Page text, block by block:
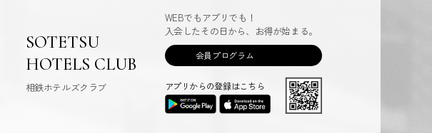
SOTETSU
HOTELS CLUB
相鉄ホテルズクラブ
WEBでもアプリでも！
入会したその日から、お得が始まる。
会員プログラム
アプリからの登録はこちら